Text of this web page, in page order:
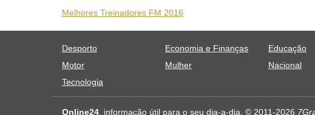
Melhores Treinadores FM 2016
Desporto Economia e Finanças Educação
Motor
Mulher Nacional
Tecnologia
Online24 , informação útil para o seu dia-a-dia. © 2011-2026